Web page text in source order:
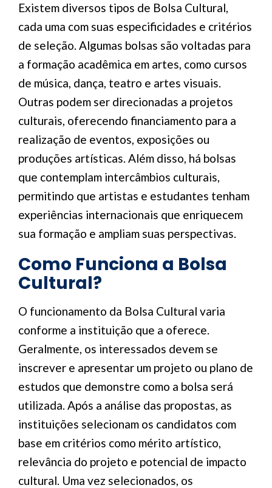
Existem diversos tipos de Bolsa Cultural,
cada uma com suas especificidades e critérios
de seleção. Algumas bolsas são voltadas para
a formação acadêmica em artes, como cursos
de música, dança, teatro e artes visuais.
Outras podem ser direcionadas a projetos
culturais, oferecendo financiamento para a
realização de eventos, exposições ou
produções artísticas. Além disso, há bolsas
que contemplam intercâmbios culturais,
permitindo que artistas e estudantes tenham
experiências internacionais que enriquecem
sua formação e ampliam suas perspectivas.
Como Funciona a Bolsa
Cultural?
O funcionamento da Bolsa Cultural varia
conforme a instituição que a oferece.
Geralmente, os interessados devem se
inscrever e apresentar um projeto ou plano de
estudos que demonstre como a bolsa será
utilizada. Após a análise das propostas, as
instituições selecionam os candidatos com
base em critérios como mérito artístico,
relevância do projeto e potencial de impacto
cultural. Uma vez selecionados, os